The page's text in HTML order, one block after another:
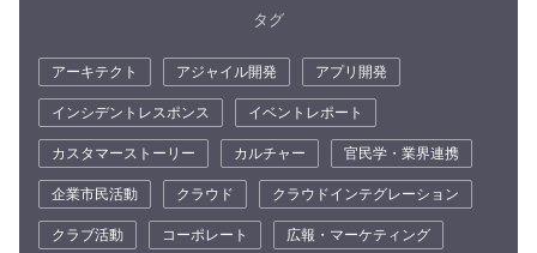
タグ
アーキテクト アジャイル開発
アプリ開発
インシデントレスポンス
イベントレポート
カスタマーストーリー
カルチャー
官民学・業界連携
企業市民活動
クラウド
クラウドインテグレーション
クラブ活動
コーポレート
広報・マーケティング